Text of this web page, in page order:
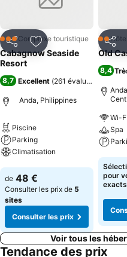
PartagerAjouter à mes
3 ÉtoilesComplexe touristique
Cabagnow Seaside
Resort
8,7 Excellent (261 évaluations
Anda, Philippines
Piscine
Parking
Climatisation
Consulter les prix
de 48 €
Consulter les prix de 5
sites
Consulter les prix
2 Étoiles
Hôtel
Old
8,4
Wi-
Spa
pour
exacts
Voir tous les
Tendance des prix